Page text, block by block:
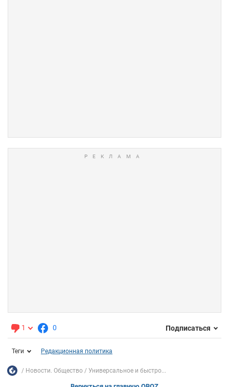
1 0 Подписаться
Теги Редакционная политика
Новости. Общество Универсальное и быстро...